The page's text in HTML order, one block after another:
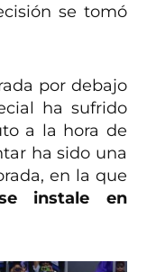
se tomó
por debajo
ha sufrido
a la hora de
ha sido una
en la que
instale en